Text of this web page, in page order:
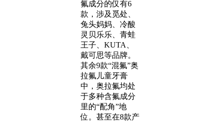
氟成分的仅有6
款，涉及觅处、
兔头妈妈、冷酸
灵贝乐乐、青蛙
王子、KUTA、
戴可思等品牌。
其余9款“混氟”奥
拉氟儿童牙膏
中，奥拉氟均处
于多种含氟成分
里的“配角”地
位。甚至在8款产